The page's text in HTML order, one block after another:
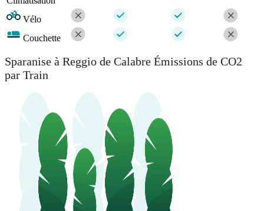
Vélo
Couchette
Sparanise à Reggio de Calabre Émissions de CO2
par Train